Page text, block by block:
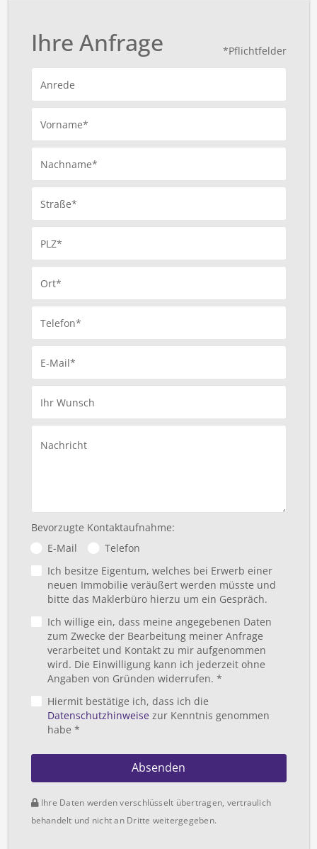
*Pflichtfelder
Ihre Anfrage
Anrede
Vorname*
Nachname*
Straße*
PLZ*
Ort*
Telefon*
E-Mail*
Ihr Wunsch
Nachricht
Bevorzugte Kontaktaufnahme:
E-Mail
Telefon
Ich besitze Eigentum, welches bei Erwerb einer
neuen Immobilie veräußert werden müsste und
bitte das Maklerbüro hierzu um ein Gespräch.
Ich willige ein, dass meine angegebenen Daten
zum Zwecke der Bearbeitung meiner Anfrage
verarbeitet und Kontakt zu mir aufgenommen
wird. Die Einwilligung kann ich jederzeit ohne
Angaben von Gründen widerrufen. *
Hiermit bestätige ich, dass ich die
Datenschutzhinweisezur Kenntnis genommen
habe *
Absenden
Ihre Daten werden verschlüsselt übertragen, vertraulich
behandelt und nicht an Dritte weitergegeben.